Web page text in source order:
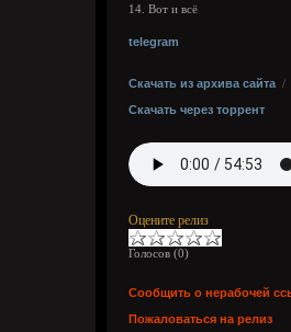
14. Вот и всё
telegram
Скачать из архива сайта /
Скачать через торрент
Оцените релиз
Голосов (0)
Сообщить о нерабочей
Пожаловаться на релиз